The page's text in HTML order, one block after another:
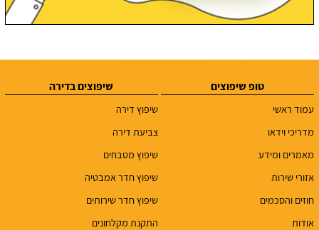
טופ שיפוצים
עמוד ראשי
מדריכי וידאו
מאמרים ומידע
אזורי שירות
חוזים והסכמים
אודות
שיפוצים בדירה
שיפוץ דירה
צביעת דירה
שיפוץ מטבחים
שיפוץ חדר אמבטיה
שיפוץ חדר שירותים
התקנת מקלחונים